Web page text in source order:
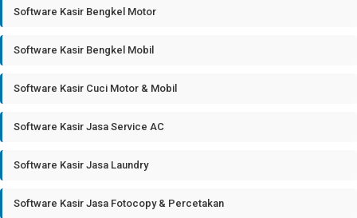
Software Kasir Bengkel Motor
Software Kasir Bengkel Mobil
Software Kasir Cuci Motor & Mobil
Software Kasir Jasa Service AC
Software Kasir Jasa Laundry
Software Kasir Jasa Fotocopy & Percetakan